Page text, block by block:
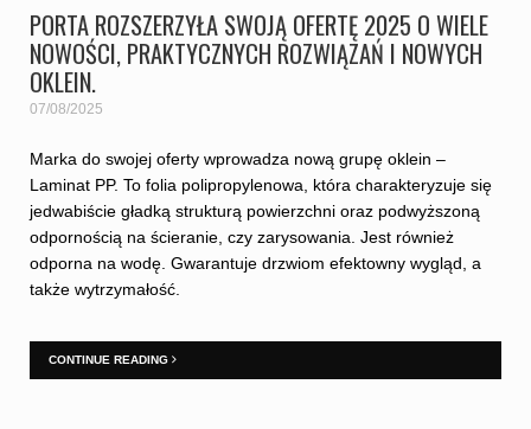
PORTA ROZSZERZYŁA SWOJĄ OFERTĘ 2025 O WIELE
NOWOŚCI, PRAKTYCZNYCH ROZWIĄZAŃ I NOWYCH
OKLEIN.
07/08/2025
Marka do swojej oferty wprowadza nową grupę oklein –
Laminat PP. To folia polipropylenowa, która charakteryzuje się
jedwabiście gładką strukturą powierzchni oraz podwyższoną
odpornością na ścieranie, czy zarysowania. Jest również
odporna na wodę. Gwarantuje drzwiom efektowny wygląd, a
także wytrzymałość.
CONTINUE READING